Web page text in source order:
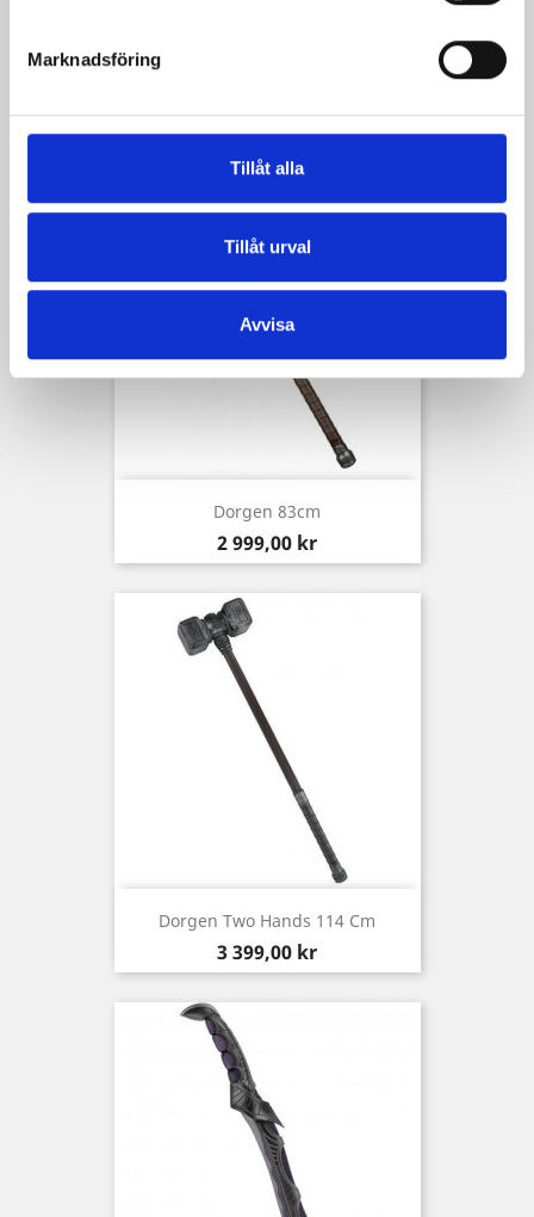
Marknadsföring
Tillåt alla
Tillåt urval
Avvisa
Pris
4 149,00 kr
Dorgen 83cm
Pris
2 999,00 kr
Dorgen Two Hands 114 Cm
Pris
3 399,00 kr